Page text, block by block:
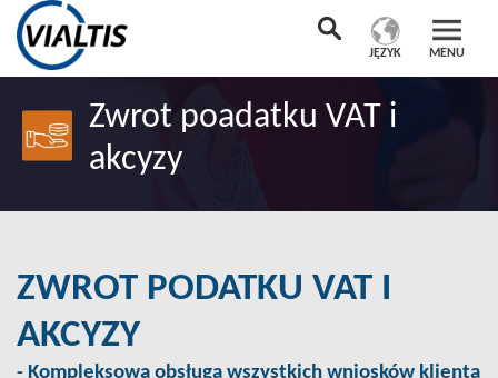
MENU
JĘZYK
Zwrot poadatku VAT i
akcyzy
ZWROT PODATKU VAT I
AKCYZY
- Kompleksowa obsługa wszystkich wniosków klienta